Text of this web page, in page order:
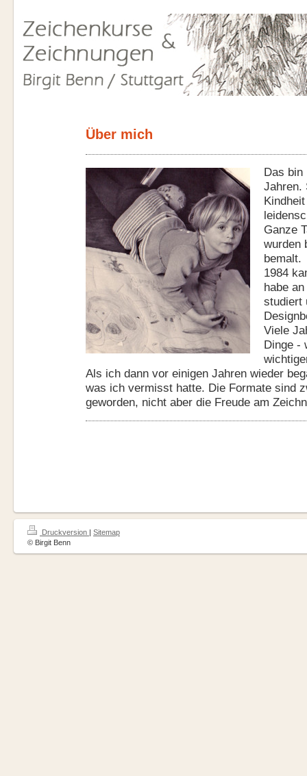
Über mich
Das bin
Jahren.
Ganze
wurden
bemalt.
1984
habe
studiert
Viele
Dinge -
Als ich dann vor einigen Jahren wieder
was ich vermisst hatte. Die Formate sind
geworden, nicht aber die Freude am
Druckversion | Sitemap
© Birgit Benn